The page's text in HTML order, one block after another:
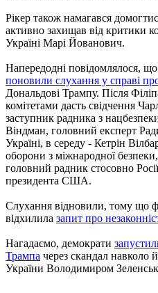
Рікер також намагався
активно захищав від критики
Україні Марі Йованович.
Напередодні повідомлялося,
поновили слухання у справі
Дональдові Трампу. Після
комітетами дасть свідчення
заступник радника з
Віндман, головний експерт
Україні, в середу - Кетрін
оборони з міжнародної
головний радник стосовно
президента США.
Слухання відновили, тому що
відхилила запит про
Нагадаємо, демократи
Трампа через скандал навколо
України Володимиром